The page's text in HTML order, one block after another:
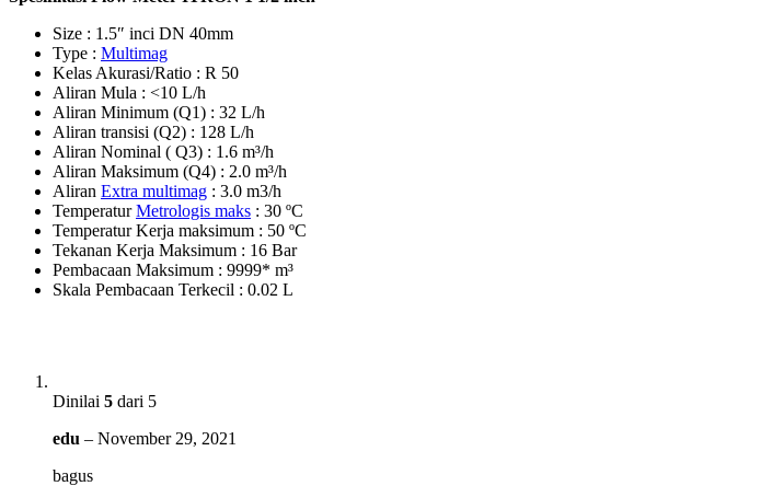
Size : 1.5″ inci DN 40mm
Type : Multimag
Kelas Akurasi/Ratio : R 50
Aliran Mula : <10 L/h
Aliran Minimum (Q1) : 32 L/h
Aliran transisi (Q2) : 128 L/h
Aliran Nominal ( Q3) : 1.6 m³/h
Aliran Maksimum (Q4) : 2.0 m³/h
Aliran Extra multimag : 3.0 m3/h
TemperaturMetrologis maks : 30 ºC
Temperatur Kerja maksimum : 50 ºC
Tekanan Kerja Maksimum : 16 Bar
Pembacaan Maksimum : 9999* m³
Skala Pembacaan Terkecil : 0.02 L
Dinilai 5 dari 5
edu – November 29, 2021
bagus